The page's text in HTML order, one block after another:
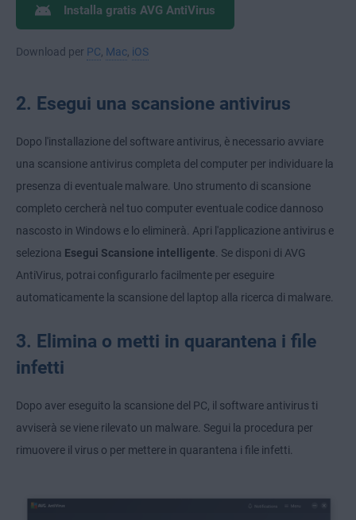
Installa gratis AVG AntiVirus
Download per PC, Mac, iOS
2. Esegui una scansione antivirus
Dopo l'installazione del software antivirus, è necessario avviare
una scansione antivirus completa del computer per individuare la
presenza di eventuale malware. Uno strumento di scansione
completo cercherà nel tuo computer eventuale codice dannoso
nascosto in Windows e lo eliminerà. Apri l'applicazione antivirus e
seleziona Esegui Scansione intelligente. Se disponi di AVG
AntiVirus, potrai configurarlo facilmente per eseguire
automaticamente la scansione del laptop alla ricerca di malware.
3. Elimina o metti in quarantena i file
infetti
Dopo aver eseguito la scansione del PC, il software antivirus ti
avviserà se viene rilevato un malware. Segui la procedura per
rimuovere il virus o per mettere in quarantena i file infetti.